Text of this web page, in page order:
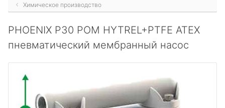
Химическое производство
PHOENIX P30 POM HYTREL+PTFE ATEX
пневматический мембранный насос